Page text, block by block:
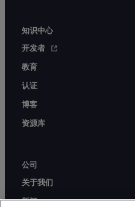
知识中心
开发者
教育
认证
博客
资源库
公司
关于我们
新闻